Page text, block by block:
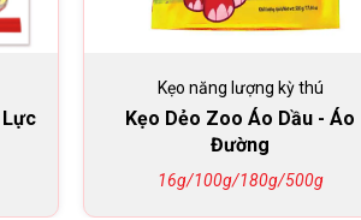
Kẹo năng lượng kỳ thú
Kẹo Dẻo Zoo Áo Dầu - Áo
Đường
16g/100g/180g/500g